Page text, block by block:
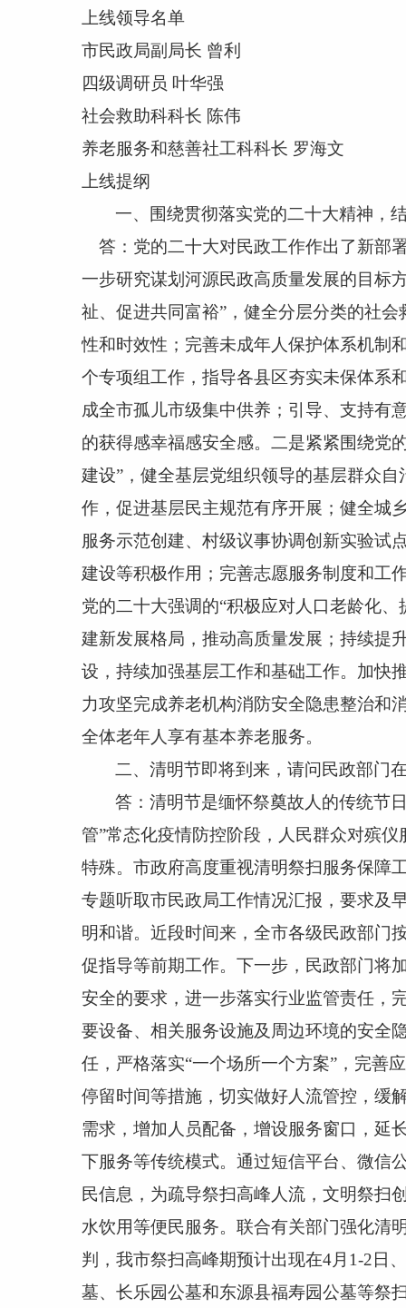
上线领导名单
市民政局副局长 曾利
四级调研员 叶华强
社会救助科科长 陈伟
养老服务和慈善社工科科长 罗海文
上线提纲
一、围绕贯彻落实党的二十大精神，
答：党的二十大对民政工作作出了新部
一步研究谋划河源民政高质量发展的目标
祉、促进共同富裕”，健全分层分类的社
性和时效性；完善未成年人保护体系机制
个专项组工作，指导各县区夯实未保体系
成全市孤儿市级集中供养；引导、支持有
的获得感幸福感安全感。二是紧紧围绕党
建设”，健全基层党组织领导的基层群众
作，促进基层民主规范有序开展；健全城
服务示范创建、村级议事协调创新实验试
建设等积极作用；完善志愿服务制度和工
党的二十大强调的“积极应对人口老龄化
建新发展格局，推动高质量发展；持续提
设，持续加强基层工作和基础工作。加快
力攻坚完成养老机构消防安全隐患整治和
全体老年人享有基本养老服务。
二、清明节即将到来，请问民政部门
答：清明节是缅怀祭奠故人的传统节
管”常态化疫情防控阶段，人民群众对殡
特殊。市政府高度重视清明祭扫服务保障
专题听取市民政局工作情况汇报，要求及
明和谐。近段时间来，全市各级民政部门
促指导等前期工作。下一步，民政部门将
安全的要求，进一步落实行业监管责任，
要设备、相关服务设施及周边环境的安全
任，严格落实“一个场所一个方案”，完善
停留时间等措施，切实做好人流管控，缓
需求，增加人员配备，增设服务窗口，延
下服务等传统模式。通过短信平台、微信
民信息，为疏导祭扫高峰人流，文明祭扫
水饮用等便民服务。联合有关部门强化清
判，我市祭扫高峰期预计出现在4月 1-2日、
墓、长乐园公墓和东源县福寿园公墓等祭